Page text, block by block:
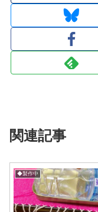
関連記事
◆製作中